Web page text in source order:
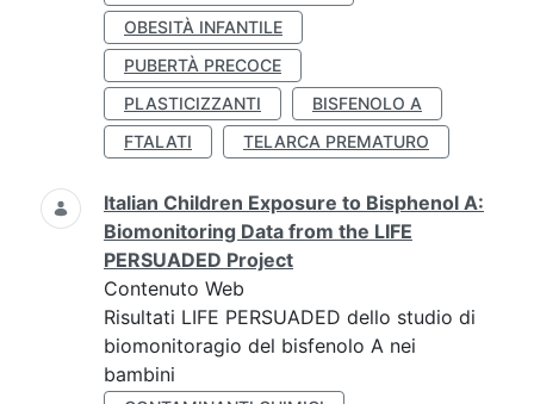
OBESITÀ INFANTILE
PUBERTÀ PRECOCE
PLASTICIZZANTI
BISFENOLO A
FTALATI
TELARCA PREMATURO
Italian Children Exposure to Bisphenol A:
Biomonitoring Data from the LIFE
PERSUADED Project
Contenuto Web
Risultati LIFE PERSUADED dello studio di
biomonitoragio del bisfenolo A nei
bambini